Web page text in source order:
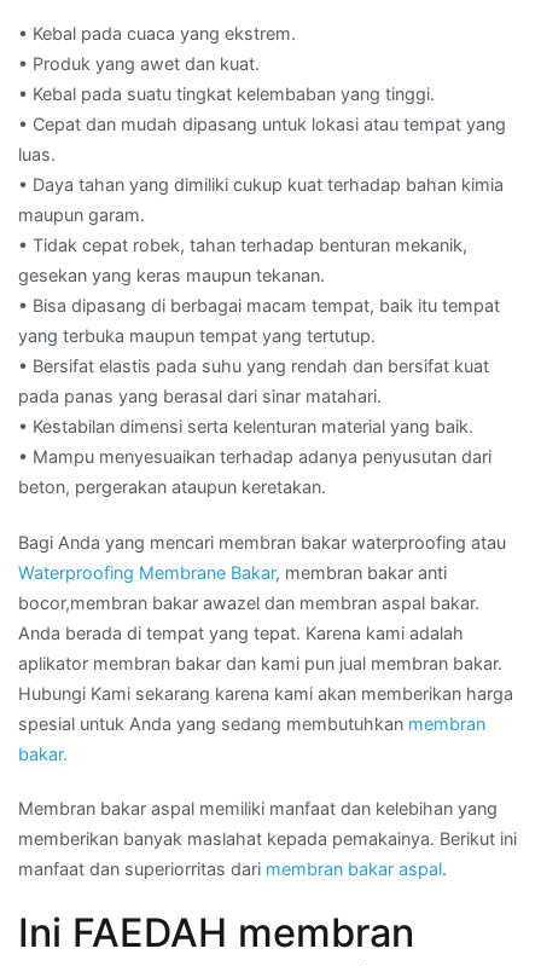
• Kebal pada cuaca yang ekstrem.
• Produk yang awet dan kuat.
• Kebal pada suatu tingkat kelembaban yang tinggi.
• Cepat dan mudah dipasang untuk lokasi atau tempat yang
luas.
• Daya tahan yang dimiliki cukup kuat terhadap bahan kimia
maupun garam.
• Tidak cepat robek, tahan terhadap benturan mekanik,
gesekan yang keras maupun tekanan.
• Bisa dipasang di berbagai macam tempat, baik itu tempat
yang terbuka maupun tempat yang tertutup.
• Bersifat elastis pada suhu yang rendah dan bersifat kuat
pada panas yang berasal dari sinar matahari.
• Kestabilan dimensi serta kelenturan material yang baik.
• Mampu menyesuaikan terhadap adanya penyusutan dari
beton, pergerakan ataupun keretakan.
Bagi Anda yang mencari membran bakar waterproofing atau
Waterproofing Membrane Bakar, membran bakar anti
bocor,membran bakar awazel dan membran aspal bakar.
Anda berada di tempat yang tepat. Karena kami adalah
aplikator membran bakar dan kami pun jual membran bakar.
Hubungi Kami sekarang karena kami akan memberikan harga
spesial untuk Anda yang sedang membutuhkan membran
bakar.
Membran bakar aspal memiliki manfaat dan kelebihan yang
memberikan banyak maslahat kepada pemakainya. Berikut ini
manfaat dan superiorritas dari membran bakar aspal.
Ini FAEDAH membran